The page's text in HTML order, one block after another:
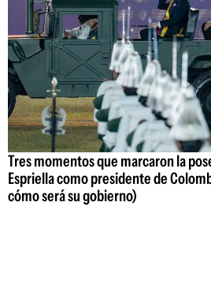
Tres momentos que marcaron la
Espriella como presidente de
cómo será su gobierno)